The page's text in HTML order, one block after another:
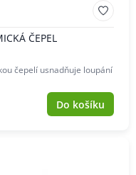
ČEPEL
čepelí usnadňuje loupání
Do košíku